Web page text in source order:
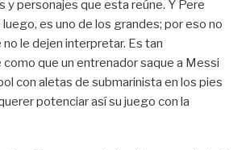
y personajes que esta reúne. Y Pere
es uno de los grandes; por eso no
le dejen interpretar. Es tan
que un entrenador saque a Messi
con aletas de submarinista en los pies
potenciar así su juego con la